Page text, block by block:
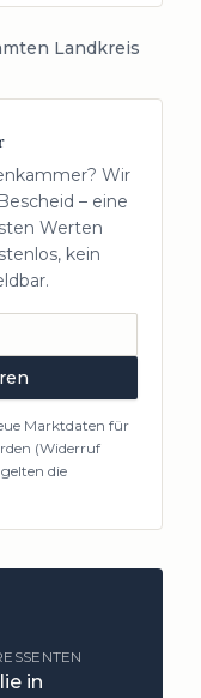
Landkreis
? Wir
– eine
Werten
kein
Marktdaten für
(Widerruf
die
in